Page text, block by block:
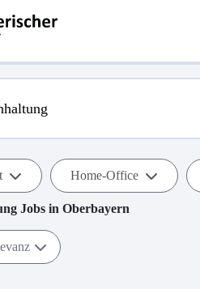
Home-Office
Jobs in Oberbayern